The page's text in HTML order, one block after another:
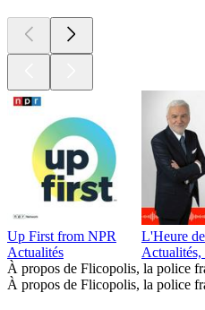
Up First from NPR
Actualités
L'Heure
À propos de Flicopolis, la police
À propos de Flicopolis, la police